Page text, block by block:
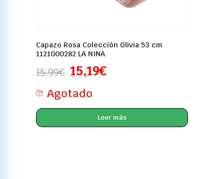
Capazo Rosa Colección Olivia 53 cm
1121000282 LA NINA
15,99€ 15,19€
Agotado
Leer más